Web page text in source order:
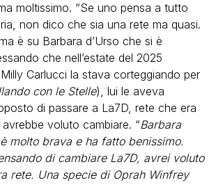
moltissimo. “Se uno pensa a tutto
non dico che sia una rete ma quasi.
è su Barbara d’Urso che si è
che nell’estate del 2025
Carlucci la stava corteggiando per
con le Stelle), lui le aveva
di passare a La7D, rete che era
voluto cambiare. “Barbara
molto brava e ha fatto benissimo.
di cambiare La7D, avrei voluto
rete. Una specie di Oprah Winfrey